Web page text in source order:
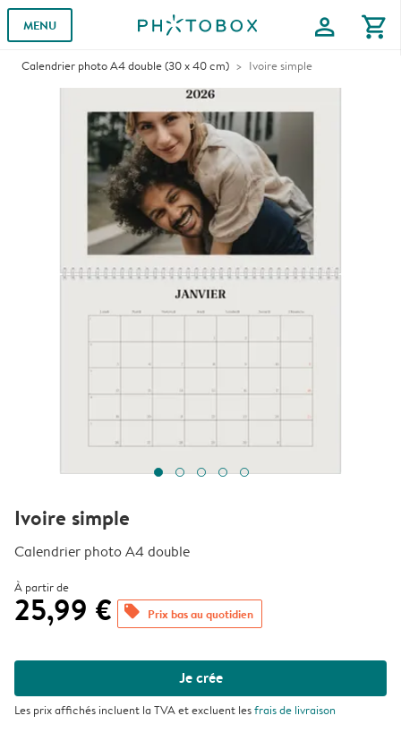
MENU profile shopping_cart
Calendrier photo A4 double (30 x 40 cm) Ivoire simple
Ivoire simple
Calendrier photo A4 double
À partir de
25,99 € offers Prix bas au quotidien
Je crée
Les prix affichés incluent la TVA et excluent lesfrais de livraison